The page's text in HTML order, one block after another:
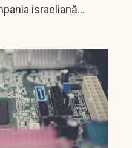
israeliană
în producția de